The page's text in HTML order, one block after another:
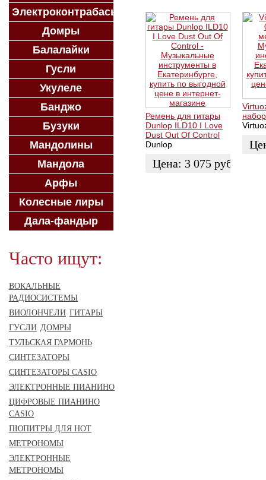
Ремень для гитары
Dunlop ILD10 I Love
Dust Out Of Control
Dunlop
Цена: 3 075 руб.
Электроконтрабасы
Домры
Балалайки
Гусли
Укулеле
Банджо
Бузуки
Мандолины
Мандола
Арфы
Колесные лиры
Дала-фандыр
Часто ищут:
ВОКАЛЬНЫЕ
РАДИОСИСТЕМЫ
ВИОЛОНЧЕЛИ ГИТАРЫ
ГУСЛИ ДОМРЫ
ТУЛЬСКАЯ ГАРМОНЬ
СИНТЕЗАТОРЫ
СИНТЕЗАТОРЫ CASIO
ЭЛЕКТРОННЫЕ ПИАНИНО
ЦИФРОВЫЕ ПИАНИНО
CASIO
ПЮПИТРЫ ДЛЯ НОТ
МЕТРОНОМЫ
ЭЛЕКТРОННЫЕ
МЕТРОНОМЫ